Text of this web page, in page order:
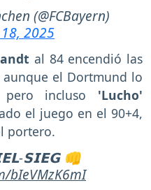
(@FCBayern)
2025
al 84 encendió las
el Dortmund lo
incluso 'Lucho'
el juego en el 90+4,
portero.
𝗦𝗜𝗘𝗚 👊
bIeVMzK6mI